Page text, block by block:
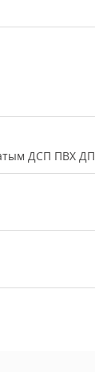
ДСП ПВХ ДП